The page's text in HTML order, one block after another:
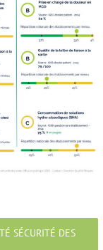
SÉCURITÉ DES